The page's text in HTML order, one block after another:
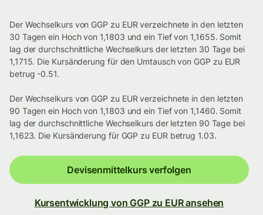
Der Wechselkurs von GGP zu EUR verzeichnete in den letzten
30 Tagen ein Hoch von 1,1803 und ein Tief von 1,1655. Somit
lag der durchschnittliche Wechselkurs der letzten 30 Tage bei
1,1715. Die Kursänderung für den Umtausch von GGP zu EUR
betrug -0.51.
Der Wechselkurs von GGP zu EUR verzeichnete in den letzten
90 Tagen ein Hoch von 1,1803 und ein Tief von 1,1460. Somit
lag der durchschnittliche Wechselkurs der letzten 90 Tage bei
1,1623. Die Kursänderung für GGP zu EUR betrug 1.03.
Devisenmittelkurs verfolgen
Kursentwicklung von GGP zu EUR ansehen